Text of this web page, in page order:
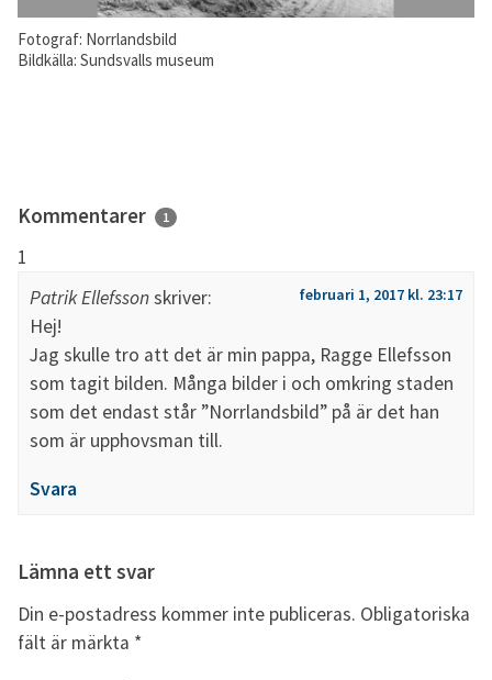
Fotograf: Norrlandsbild
Bildkälla: Sundsvalls museum
Kommentarer 1
Patrik Ellefssonskriver: februari 1, 2017 kl. 23:17
Hej!
Jag skulle tro att det är min pappa, Ragge Ellefsson
som tagit bilden. Många bilder i och omkring staden
som det endast står ”Norrlandsbild” på är det han
som är upphovsman till.
Svara
Lämna ett svar
Din e-postadress kommer inte publiceras. Obligatoriska
fält är märkta *